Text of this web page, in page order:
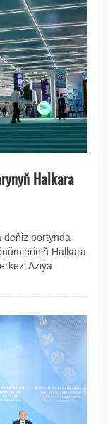
Halkara
deňiz portynda
Halkara
Aziýa